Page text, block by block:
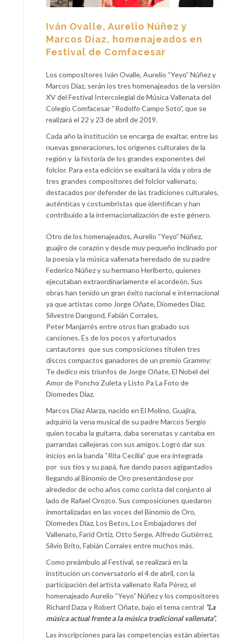
Iván Ovalle, Aurelio Núñez y
Marcos Díaz, homenajeados en
Festival de Comfacesar
Los compositores Iván Ovalle, Aurelio “Yeyo” Núñez y
Marcos Díaz, serán los tres homenajeados de la versión
XV del Festival Intercolegial de Música Vallenata del
Colegio Comfacesar “Rodolfo Campo Soto”, que se
realizará el 22 y 23 de abril de 2019.
Cada año la institución se encarga de exaltar, entre las
nuevas generaciones, los orígenes culturales de la
región y la historia de los grandes exponentes del
folclor. Para esta edición se exaltará la vida y obra de
tres grandes compositores del folclor vallenato,
destacados por defender de las tradiciones culturales,
auténticas y costumbristas que identifican y han
contribuido a la internacionalización de este género.
Otro de los homenajeados, Aurelio “Yeyo” Núñez,
guajiro de corazón y desde muy pequeño inclinado por
la poesía y la música vallenata heredado de su padre
Federico Núñez y su hermano Heriberto, quienes
ejecutaban extraordinariamente el acordeón. Sus
obras han tenido un gran éxito nacional e internacional
ya que artistas como Jorge Oñate, Diomedes Díaz,
Silvestre Dangond, Fabián Corrales,
Peter Manjarrés entre otros han grabado sus
canciones. Es de los pocos y afortunados
cantautores que sus composiciones titulen tres
discos compactos ganadores de un premio Grammy:
Te dedico mis triunfos de Jorge Oñate, El Nobel del
Amor de Poncho Zuleta y Listo Pa La Foto de
Diomedes Díaz.
Marcos Díaz Alarza, nacido en El Molino, Guajira,
adquirió la vena musical de su padre Marcos Sergio
quien tocaba la guitarra, daba serenatas y cantaba en
parrandas callejeras con sus amigos. Logró dar sus
inicios en la banda “Rita Cecilia” que era integrada
por sus tíos y su papá, fue dando pasos agigantados
llegando al Binomio de Oro presentándose por
alrededor de ocho años como corista del conjunto al
lado de Rafael Orozco. Sus composiciones quedaron
inmortalizadas en las voces del Binomio de Oro,
Diomedes Díaz, Los Betos, Los Embajadores del
Vallenato, Farid Ortiz, Otto Serge, Alfredo Gutiérrez,
Silvio Brito, Fabián Corrales entre muchos más.
Como preámbulo al Festival, se realizará en la
institución un conversatorio el 4 de abril, con la
participación del artista vallenato Rafa Pérez, el
homenajeado Aurelio “Yeyo” Núñez y los compositores
Richard Daza y Robert Oñate, bajo el tema central “La
música actual frente a la música tradicional vallenata”.
Las inscripciones para las competencias están abiertas